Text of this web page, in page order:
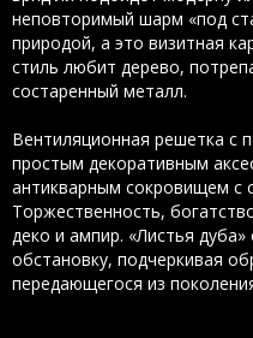
неповторимый шарм «под
природой, а это визитная
стиль любит дерево,
состаренный металл.
Вентиляционная решетка с
простым декоративным
антикварным сокровищем с
Торжественность,
деко и ампир. «Листья
обстановку, подчеркивая
передающегося из